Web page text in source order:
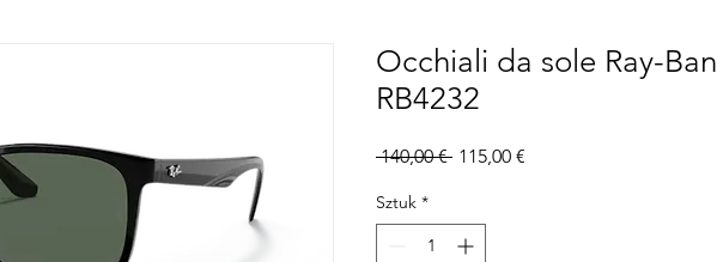
Occhiali da sole Ray-Ban
RB4232
140,00 € Regularna
115,00 €
Sztuk *